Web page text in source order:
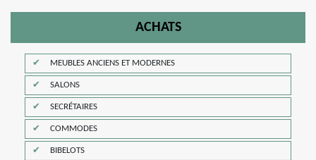
ACHATS
MEUBLES ANCIENS ET MODERNES
SALONS
SECRÉTAIRES
COMMODES
BIBELOTS